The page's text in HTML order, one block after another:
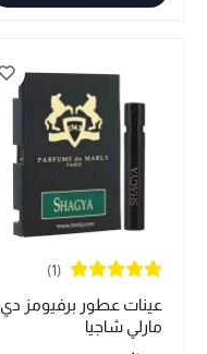
(1)
عينات عطور برفيومز دي
مارلي شاجيا